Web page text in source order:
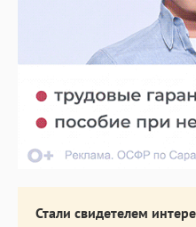
Стали свидетелем